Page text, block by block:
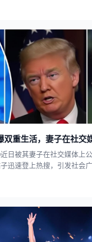
双重生活，妻子在社交
日被其妻子在社交媒体上
迅速登上热搜，引发社会广